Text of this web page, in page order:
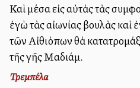
Καὶ μέσα εἰς αὐτὰς τὰς
ἐγὼ τὰς αἰωνίας βουλὰς καὶ
τῶν Αἰθιόπων θὰ
τῆς γῆς Μαδιάμ.
Τρεμπέλα